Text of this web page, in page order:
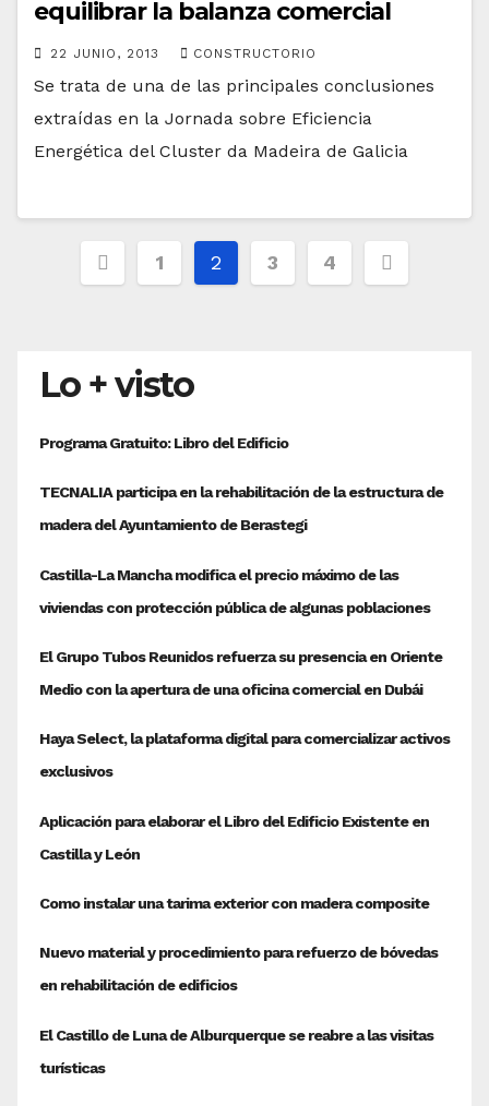
equilibrar la balanza comercial
22 JUNIO, 2013 CONSTRUCTORIO
Se trata de una de las principales conclusiones
extraídas en la Jornada sobre Eficiencia
Energética del Cluster da Madeira de Galicia
Paginación
1 2 3 4
Lo + visto